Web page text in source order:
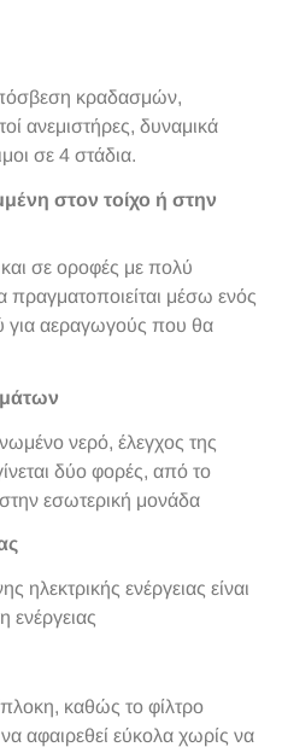
κραδασμών,
ανεμιστήρες, δυναμικά
σε 4 στάδια.
στον τοίχο ή στην
σε οροφές με πολύ
μέσω ενός
για αεραγωγούς που θα
νερό, έλεγχος της
δύο φορές, από το
εσωτερική μονάδα
ηλεκτρικής ενέργειας είναι
ενέργειας
καθώς το φίλτρο
αφαιρεθεί εύκολα χωρίς να